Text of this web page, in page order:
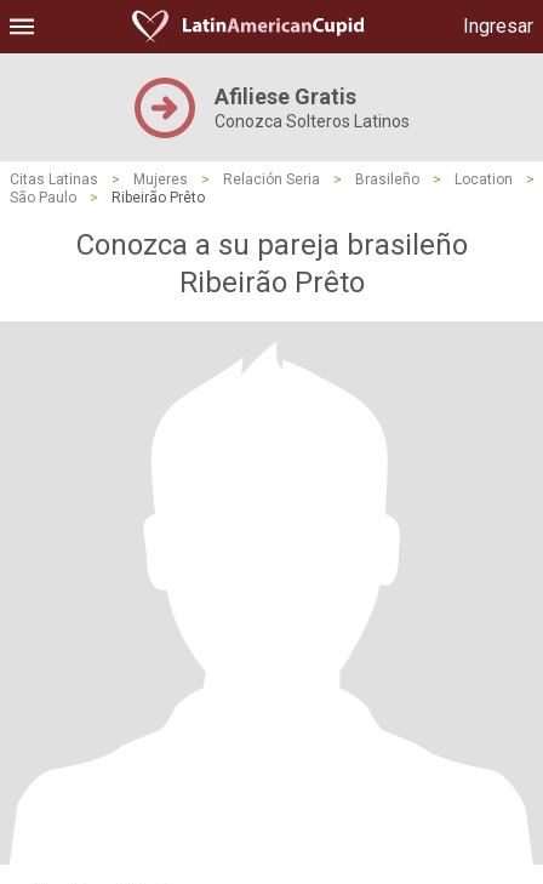
Ingresar
Afiliese Gratis
Conozca Solteros Latinos
Citas Latinas > Mujeres > Relación Seria > Brasileño > Location
>
São Paulo
> Ribeirão Prêto
Conozca a su pareja brasileño
Ribeirão Prêto